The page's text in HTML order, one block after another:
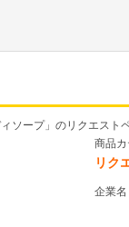
ソープ」のリクエスト
商品
リク
企業